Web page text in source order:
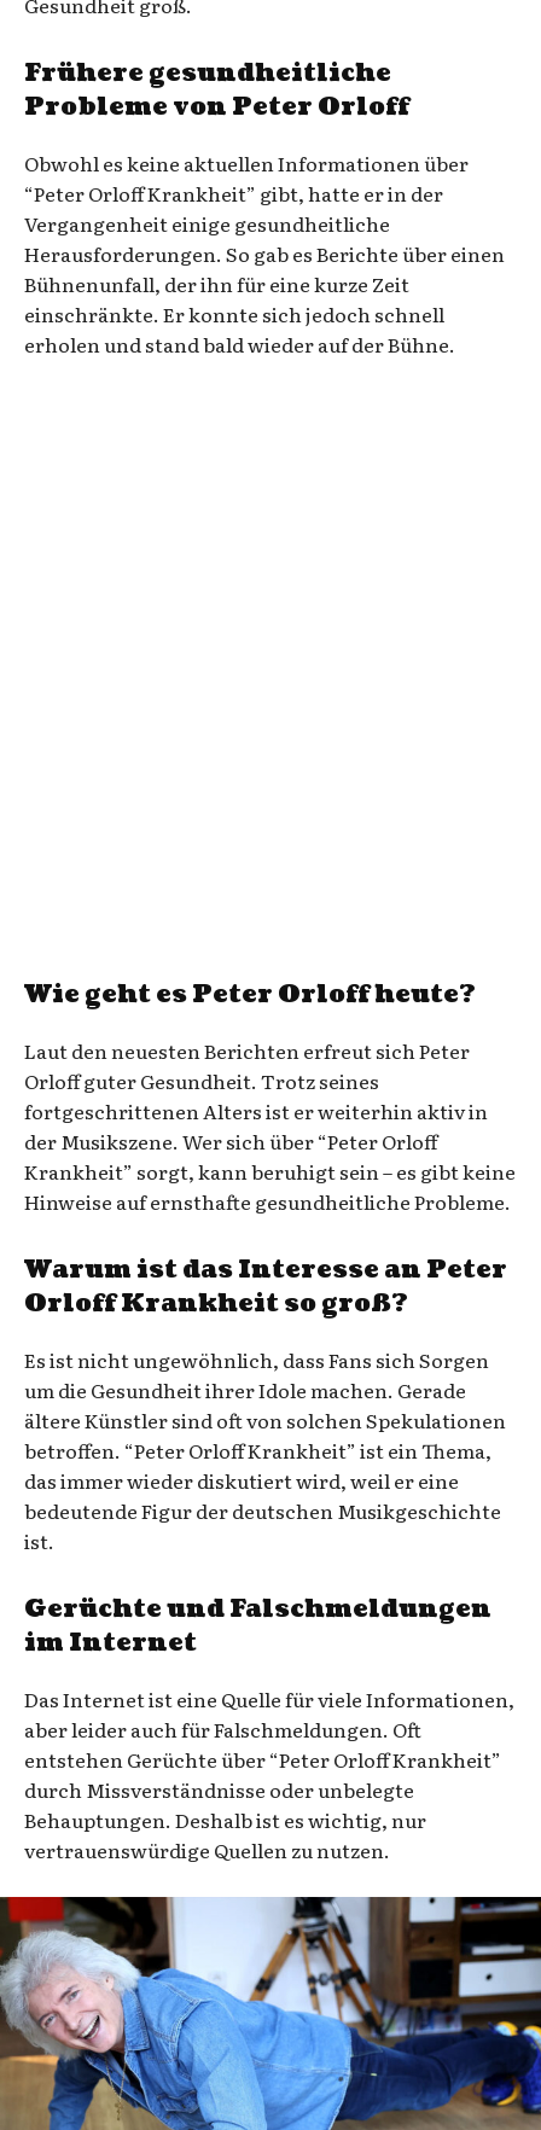
Frühere gesundheitliche
Probleme von Peter Orloff
Obwohl es keine aktuellen Informationen über
“Peter Orloff Krankheit” gibt, hatte er in der
Vergangenheit einige gesundheitliche
Herausforderungen. So gab es Berichte über einen
Bühnenunfall, der ihn für eine kurze Zeit
einschränkte. Er konnte sich jedoch schnell
erholen und stand bald wieder auf der Bühne.
Wie geht es Peter Orloff heute?
Laut den neuesten Berichten erfreut sich Peter
Orloff guter Gesundheit. Trotz seines
fortgeschrittenen Alters ist er weiterhin aktiv in
der Musikszene. Wer sich über “Peter Orloff
Krankheit” sorgt, kann beruhigt sein – es gibt keine
Hinweise auf ernsthafte gesundheitliche Probleme.
Warum ist das Interesse an Peter
Orloff Krankheit so groß?
Es ist nicht ungewöhnlich, dass Fans sich Sorgen
um die Gesundheit ihrer Idole machen. Gerade
ältere Künstler sind oft von solchen Spekulationen
betroffen. “Peter Orloff Krankheit” ist ein Thema,
das immer wieder diskutiert wird, weil er eine
bedeutende Figur der deutschen Musikgeschichte
ist.
Gerüchte und Falschmeldungen
im Internet
Das Internet ist eine Quelle für viele Informationen,
aber leider auch für Falschmeldungen. Oft
entstehen Gerüchte über “Peter Orloff Krankheit”
durch Missverständnisse oder unbelegte
Behauptungen. Deshalb ist es wichtig, nur
vertrauenswürdige Quellen zu nutzen.